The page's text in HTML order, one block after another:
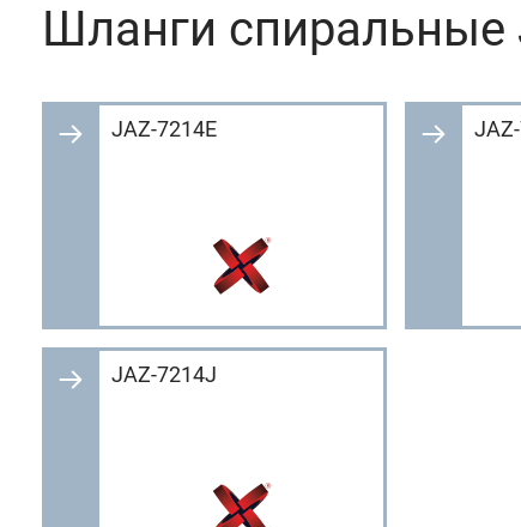
Шланги спиральные
JAZ-7214E
JAZ-7214J